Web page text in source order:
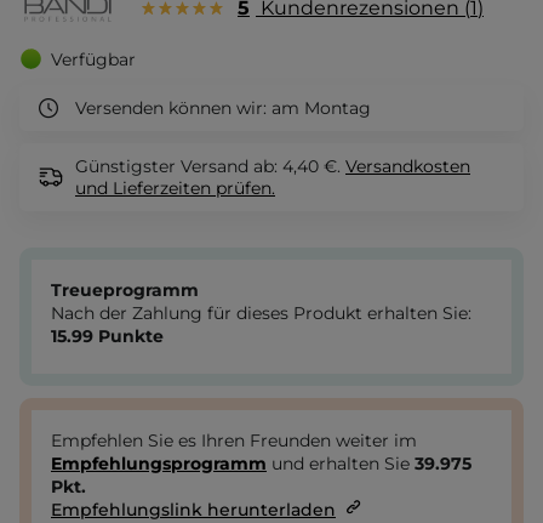
5 Kundenrezensionen 1
Verfügbar
Versenden können wir: am Montag
Günstigster Versand ab: 4,40 €. Versandkosten
und Lieferzeiten prüfen.
Treueprogramm
Nach der Zahlung für dieses Produkt erhalten Sie:
15.99 Punkte
Empfehlen Sie es Ihren Freunden weiter im
Empfehlungsprogramm und erhalten Sie 39.975
Pkt.
Empfehlungslink herunterladen